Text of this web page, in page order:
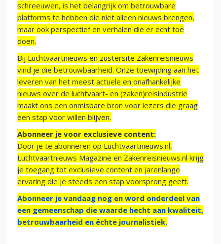
schreeuwen, is het belangrijk om betrouwbare
platforms te hebben die niet alleen nieuws brengen,
maar ook perspectief en verhalen die er echt toe
doen.
Bij Luchtvaartnieuws en zustersite Zakenreisnieuws
vind je die betrouwbaarheid. Onze toewijding aan het
leveren van het meest actuele en onafhankelijke
nieuws over de luchtvaart- en (zaken)reisindustrie
maakt ons een onmisbare bron voor lezers die graag
een stap voor willen blijven.
Abonneer je voor exclusieve content:
Door je te abonneren op Luchtvaartnieuws.nl,
Luchtvaartnieuws Magazine en Zakenreisnieuws.nl krijg
je toegang tot exclusieve content en jarenlange
ervaring die je steeds een stap voorsprong geeft.
Abonneer je vandaag nog en word onderdeel van
een gemeenschap die waarde hecht aan kwaliteit,
betrouwbaarheid en échte journalistiek.